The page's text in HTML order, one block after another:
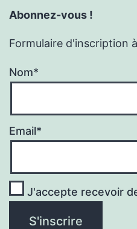
Abonnez-vous !
Formulaire d'inscription
Nom*
Email*
J'accepte recevoir